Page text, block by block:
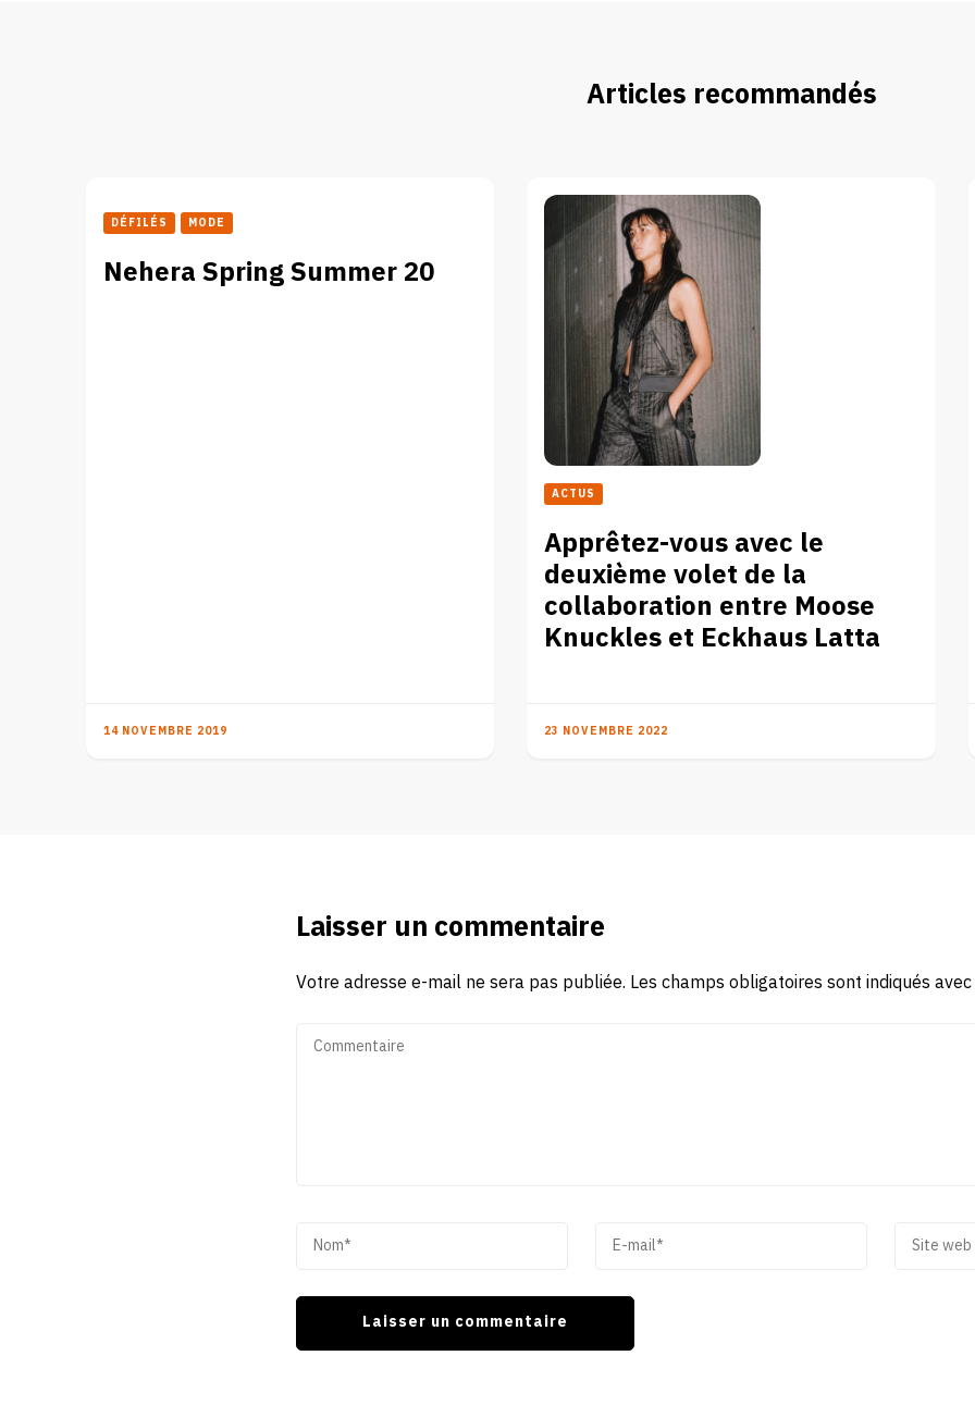
Articles recommandés
DÉFILÉS MODE
Nehera Spring Summer 20
14 NOVEMBRE 2019
ACTUS
Apprêtez-vous avec le
deuxième volet de la
collaboration entre Moose
Knuckles et Eckhaus Latta
23 NOVEMBRE 2022
Laisser un commentaire
Votre adresse e-mail ne sera pas publiée. Les champs obligatoires sont indiqués avec